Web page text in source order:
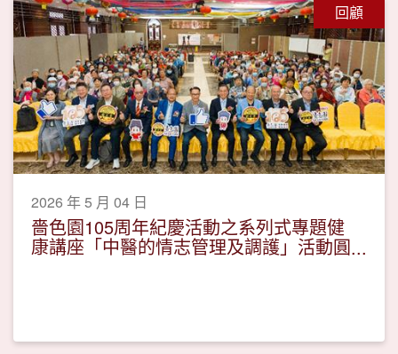
回顧
2026 年 5 月 04 日
嗇色園105周年紀慶活動之系列式專題健
康講座「中醫的情志管理及調護」活動圓